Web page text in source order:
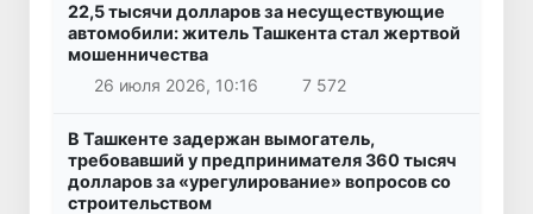
22,5 тысячи долларов за несуществующие
автомобили: житель Ташкента стал жертвой
мошенничества
26 июля 2026, 10:16
7 572
В Ташкенте задержан вымогатель,
требовавший у предпринимателя 360 тысяч
долларов за «урегулирование» вопросов со
строительством